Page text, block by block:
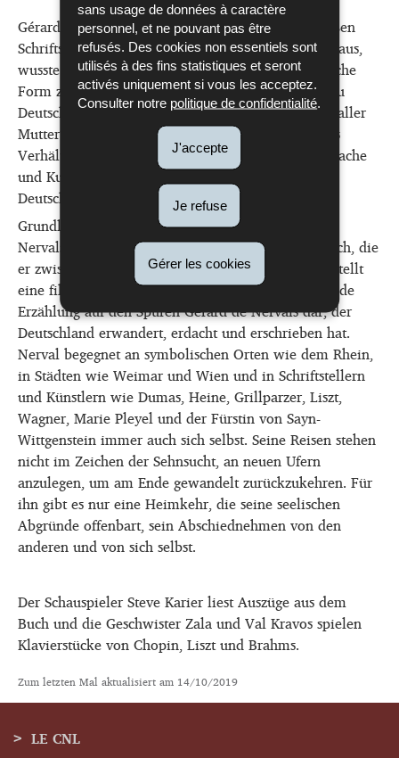
sans usage de données à caractère
personnel, et ne pouvant pas être
refusés. Des cookies non essentiels sont
utilisés à des fins statistiques et seront
activés uniquement si vous les acceptez.
Consulter notre politique de confidentialité.
J'accepte
Je refuse
Gérer les cookies
Gérard de Nerval gilt heute als einer der ganz großen
Schriftsteller der Weltliteratur. Seiner Zeit weit voraus,
wusste er seelischen Befindlichkeiten eine schriftliche
Form zu geben, die als Anfang der Moderne gilt. Zu
Deutschland, das er als „notre mère à tous – unser aller
Mutter“ bezeichnete, entwickelte er ein besonderes
Verhältnis. Seine Begeisterung für die deutsche Sprache
und Kultur prägte sein Denken und Schreiben, und
Deutschland bot ihm einen Seelengrund.
Grundlage dieses Buches, eine Artroad novel
Nervals vier Reisen nach Deutschland und Österreich, die
er zwischen 1838 und 1854 unternahm. Der Text stellt
eine fiktionale, auf authentischen Quellen basierende
Erzählung auf den Spuren Gérard de Nervals dar, der
Deutschland erwandert, erdacht und erschrieben hat.
Nerval begegnet an symbolischen Orten wie dem Rhein,
in Städten wie Weimar und Wien und in Schriftstellern
und Künstlern wie Dumas, Heine, Grillparzer, Liszt,
Wagner, Marie Pleyel und der Fürstin von Sayn-
Wittgenstein immer auch sich selbst. Seine Reisen stehen
nicht im Zeichen der Sehnsucht, an neuen Ufern
anzulegen, um am Ende gewandelt zurückzukehren. Für
ihn gibt es nur eine Heimkehr, die seine seelischen
Abgründe offenbart, sein Abschiednehmen von den
anderen und von sich selbst.
Der Schauspieler Steve Karier liest Auszüge aus dem
Buch und die Geschwister Zala und Val Kravos spielen
Klavierstücke von Chopin, Liszt und Brahms.
Zum letzten Mal aktualisiert am 14/10/2019
LE CNL